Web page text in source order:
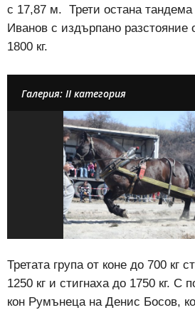
с 17,87 м. Трети остана тандема
Иванов с издърпано разстояние
1800 кг.
Галерия: II категория
Третата група от коне до 700 кг
1250 кг и стигнаха до 1750 кг. С
кон Румънеца на Денис Босов,